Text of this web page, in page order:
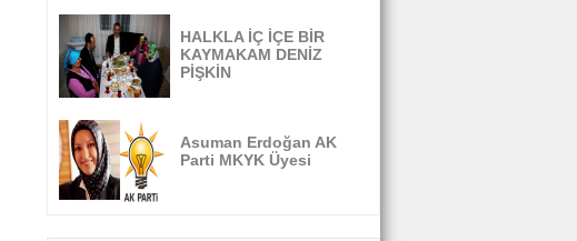
HALKLA İÇ İÇE BİR
KAYMAKAM DENİZ
PİŞKİN
Asuman Erdoğan AK
Parti MKYK Üyesi